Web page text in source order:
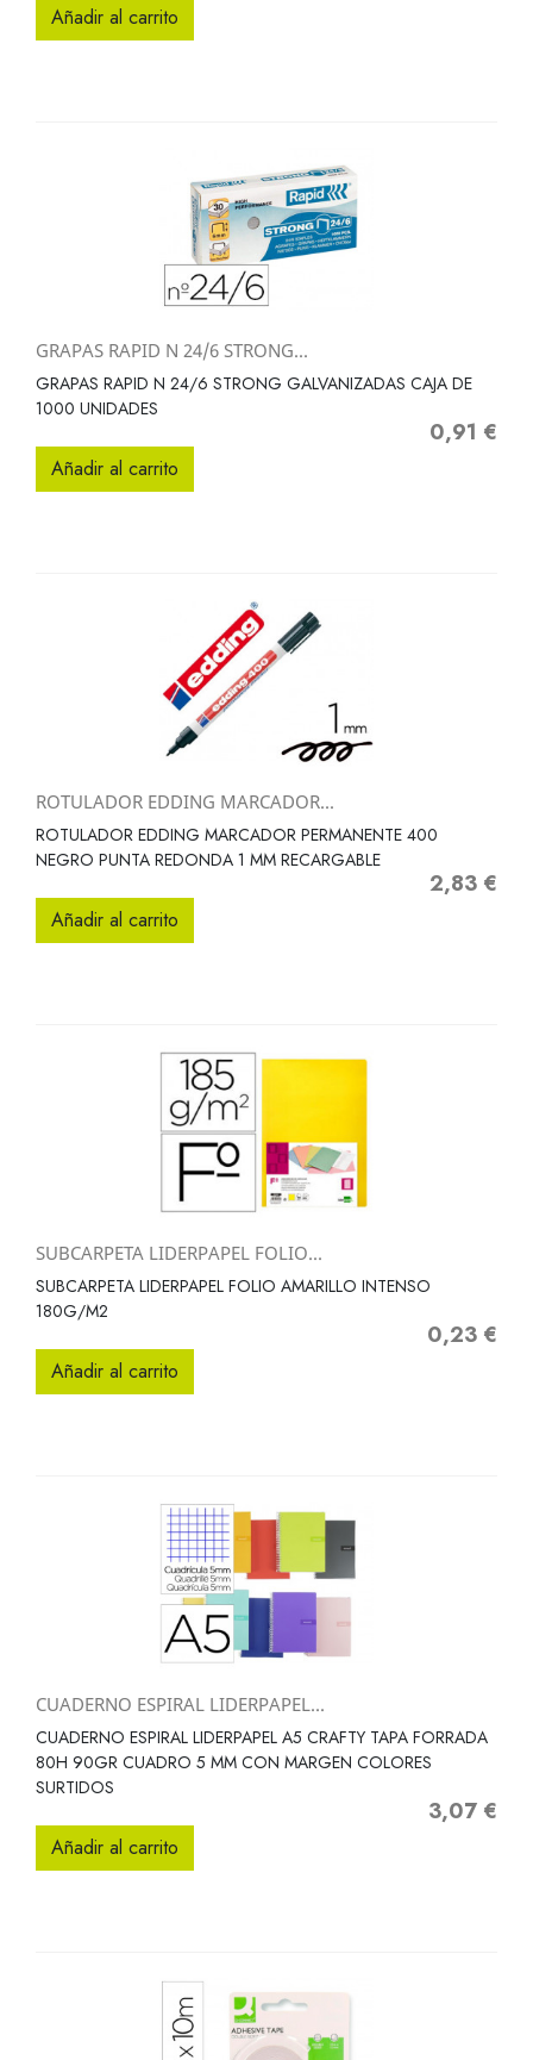
Añadir al carrito
GRAPAS RAPID N 24/6 STRONG...
GRAPAS RAPID N 24/6 STRONG GALVANIZADAS CAJA DE
1000 UNIDADES
Precio
0,91 €
Añadir al carrito
ROTULADOR EDDING MARCADOR...
ROTULADOR EDDING MARCADOR PERMANENTE 400
NEGRO PUNTA REDONDA 1 MM RECARGABLE
Precio
2,83 €
Añadir al carrito
SUBCARPETA LIDERPAPEL FOLIO...
SUBCARPETA LIDERPAPEL FOLIO AMARILLO INTENSO
180G/M2
Precio
0,23 €
Añadir al carrito
CUADERNO ESPIRAL LIDERPAPEL...
CUADERNO ESPIRAL LIDERPAPEL A5 CRAFTY TAPA FORRADA
80H 90GR CUADRO 5 MM CON MARGEN COLORES
SURTIDOS
Precio
3,07 €
Añadir al carrito